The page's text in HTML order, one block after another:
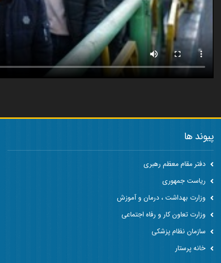
پیوند ها
دفتر مقام معظم رهبری
ریاست جمهوری
وزارت بهداشت ، درمان و آموزش
وزارت تعاون کار و رفاه اجتماعی
سازمان نظام پزشکی
خانه پرستار